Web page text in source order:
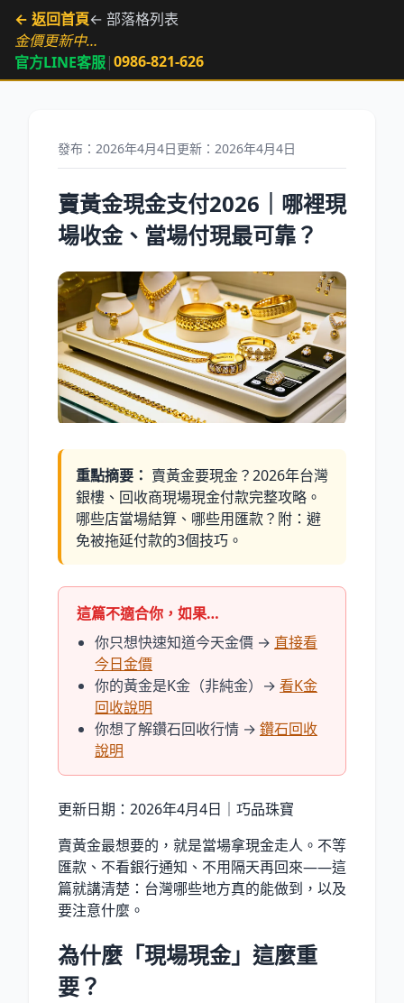
← 返回首頁← 部落格列表
金價更新中…
官方LINE客服|0986-821-626
發布：2026年4月4日更新：2026年4月4日
賣黃金現金支付2026｜哪裡現
場收金、當場付現最可靠？
重點摘要： 賣黃金要現金？2026年台灣
銀樓、回收商現場現金付款完整攻略。
哪些店當場結算、哪些用匯款？附：避
免被拖延付款的3個技巧。
這篇不適合你，如果…
你只想快速知道今天金價 → 直接看
今日金價
你的黃金是K金（非純金）→ 看K金
回收說明
你想了解鑽石回收行情 → 鑽石回收
說明
更新日期：2026年4月4日｜巧品珠寶
賣黃金最想要的，就是當場拿現金走人。不等
匯款、不看銀行通知、不用隔天再回來——這
篇就講清楚：台灣哪些地方真的能做到，以及
要注意什麼。
為什麼「現場現金」這麼重
要？